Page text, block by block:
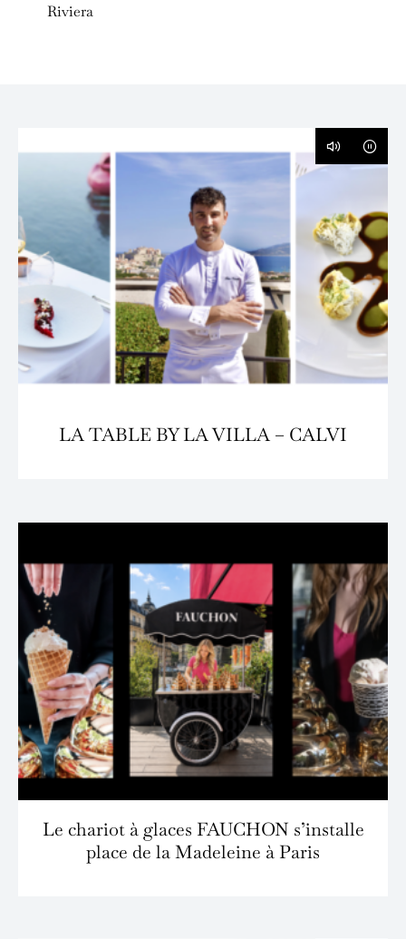
Riviera
LA TABLE BY LA VILLA – CALVI
Le chariot à glaces FAUCHON s’installe
place de la Madeleine à Paris